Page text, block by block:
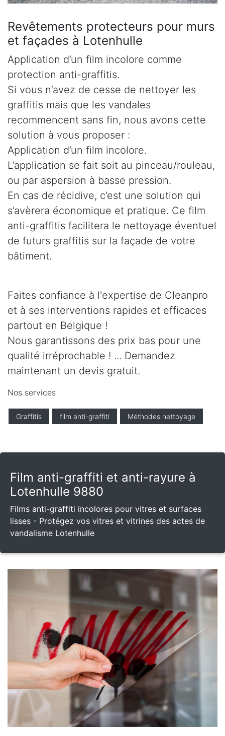
Revêtements protecteurs pour murs
et façades à Lotenhulle
Application d’un film incolore comme
protection anti-graffitis.
Si vous n’avez de cesse de nettoyer les
graffitis mais que les vandales
recommencent sans fin, nous avons cette
solution à vous proposer :
Application d’un film incolore.
L’application se fait soit au pinceau/rouleau,
ou par aspersion à basse pression.
En cas de récidive, c’est une solution qui
s’avèrera économique et pratique. Ce film
anti-graffitis facilitera le nettoyage éventuel
de futurs graffitis sur la façade de votre
bâtiment.
Faites confiance à l'expertise de Cleanpro
et à ses interventions rapides et efficaces
partout en Belgique !
Nous garantissons des prix bas pour une
qualité irréprochable ! ... Demandez
maintenant un devis gratuit.
Nos services
Graffitis film anti-graffiti Méthodes nettoyage
Film anti-graffiti et anti-rayure à
Lotenhulle 9880
Films anti-graffiti incolores pour vitres et surfaces
lisses - Protégez vos vitres et vitrines des actes de
vandalisme Lotenhulle